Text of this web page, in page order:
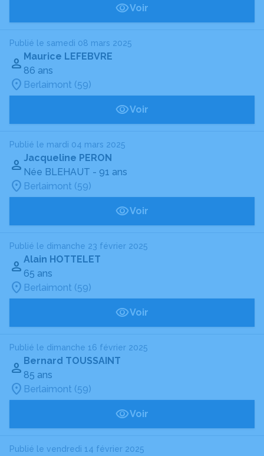
Voir
Publié le samedi 08 mars 2025
Maurice LEFEBVRE
86 ans
Berlaimont (59)
Voir
Publié le mardi 04 mars 2025
Jacqueline PERON
Née BLEHAUT - 91 ans
Berlaimont (59)
Voir
Publié le dimanche 23 février 2025
Alain HOTTELET
65 ans
Berlaimont (59)
Voir
Publié le dimanche 16 février 2025
Bernard TOUSSAINT
85 ans
Berlaimont (59)
Voir
Publié le vendredi 14 février 2025